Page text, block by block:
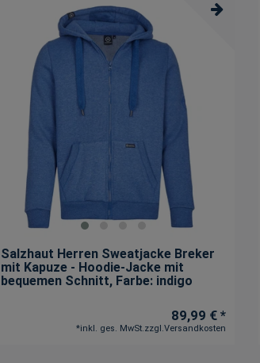
Salzhaut Herren Sweatjacke Breker
mit Kapuze - Hoodie-Jacke mit
bequemen Schnitt, Farbe: indigo
89,99 € *
*inkl. ges. MwSt.zzgl.Versandkosten